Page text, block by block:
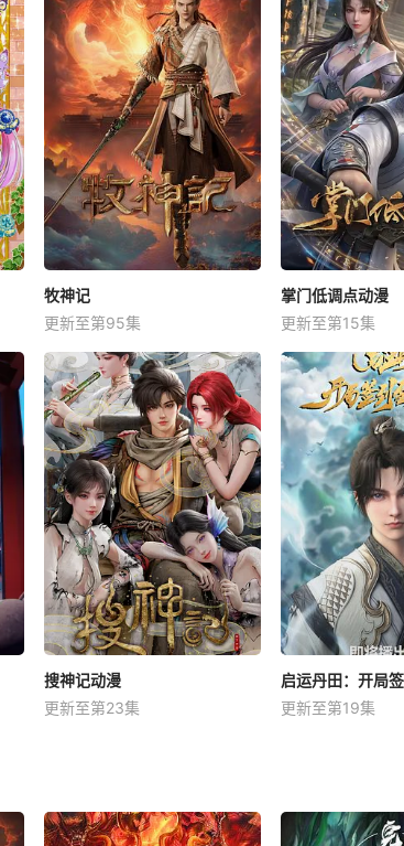
牧神记
更新至第95集
掌门低调点动漫
更新至第15集
搜神记动漫
更新至第23集
启运丹田：开局
更新至第19集